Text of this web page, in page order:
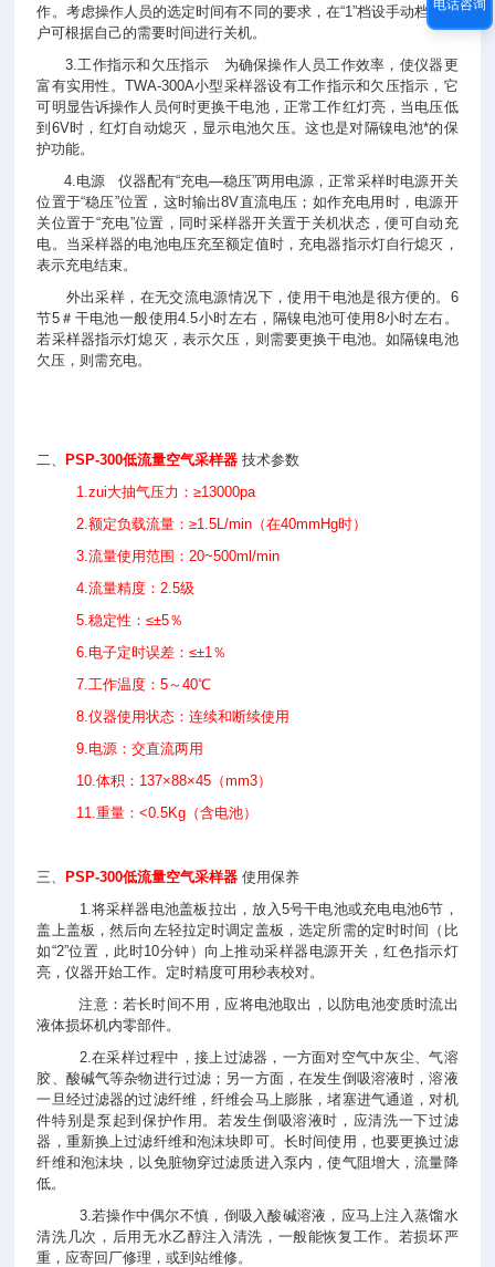
作。考虑操作人员的选定时间有不同的要求，在“1”档设手动档，用
户可根据自己的需要时间进行关机。
3.工作指示和欠压指示
为确保操作人员工作效率，使仪器更
富有实用性。 TWA-300A小型采样器设有工作指示和欠压指示，它
可明显告诉操作人员何时更换干电池，正常工作红灯亮，当电压低
到 6V时，红灯自动熄灭，显示电池欠压。这也是对隔镍电池*的保
护功能。
4.电源
仪器配有“充电—稳压”两用电源，正常采样时电源开关
位置于“稳压”位置，这时输出8V直流电压；如作充电用时，电源开
关位置于“充电”位置，同时采样器开关置于关机状态，便可自动充
电。当采样器的电池电压充至额定值时，充电器指示灯自行熄灭，
表示充电结束。
外出采样，在无交流电源情况下，使用干电池是很方便的。 6
节5＃干电池一般使用4.5小时左右，隔镍电池可使用 8小时左右。
若采样器指示灯熄灭，表示欠压，则需要更换干电池。如隔镍电池
欠压，则需充电。
二、 PSP-300低流量空气采样器技术参数
1.zui大抽气压力：≥13000pa
2.额定负载流量：≥1.5L/min （在40mmHg时）
3.流量使用范围：20~500ml/min
4.流量精度：2.5级
5.稳定性：≤±5％
6.电子定时误差：≤±1％
7.工作温度：5～40℃
8.仪器使用状态：连续和断续使用
9.电源：交直流两用
10.体积： 137×88×45 （mm3）
11.重量：<0.5Kg（含电池）
三、 PSP-300低流量空气采样器使用保养
1.将采样器电池盖板拉出，放入5号干电池或充电电池6节，
盖上盖板，然后向左轻拉定时调定盖板，选定所需的定时时间（比
如“2”位置，此时10分钟）向上推动采样器电源开关，红色指示灯
亮，仪器开始工作。定时精度可用秒表校对。
注意：若长时间不用，应将电池取出，以防电池变质时流出
液体损坏机内零部件。
2.在采样过程中，接上过滤器，一方面对空气中灰尘、气溶
胶、酸碱气等杂物进行过滤；另一方面，在发生倒吸溶液时，溶液
一旦经过滤器的过滤纤维，纤维会马上膨胀，堵塞进气通道，对机
件特别是泵起到保护作用。若发生倒吸溶液时，应清洗一下过滤
器，重新换上过滤纤维和泡沫块即可。长时间使用，也要更换过滤
纤维和泡沫块，以免脏物穿过滤质进入泵内，使气阻增大，流量降
低。
3.若操作中偶尔不慎，倒吸入酸碱溶液，应马上注入蒸馏水
清洗几次，后用无水乙醇注入清洗，一般能恢复工作。若损坏严
重，应寄回厂修理，或到站维修。
电话咨询